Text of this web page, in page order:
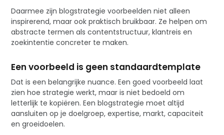
Daarmee zijn blogstrategie voorbeelden niet alleen
inspirerend, maar ook praktisch bruikbaar. Ze helpen om
abstracte termen als contentstructuur, klantreis en
zoekintentie concreter te maken.
Een voorbeeld is geen standaardtemplate
Dat is een belangrijke nuance. Een goed voorbeeld laat
zien hoe strategie werkt, maar is niet bedoeld om
letterlijk te kopiëren. Een blogstrategie moet altijd
aansluiten op je doelgroep, expertise, markt, capaciteit
en groeidoelen.